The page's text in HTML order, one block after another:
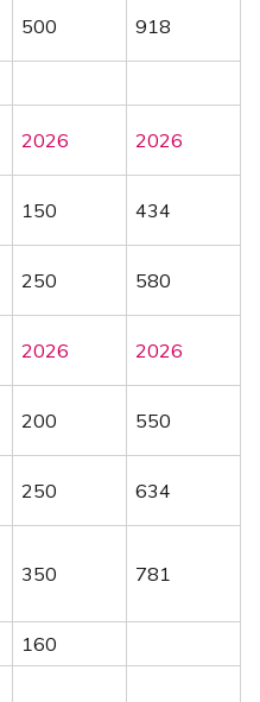
500 918
2026 2026
150 434
250 580
2026 2026
200 550
250 634
350 781
160